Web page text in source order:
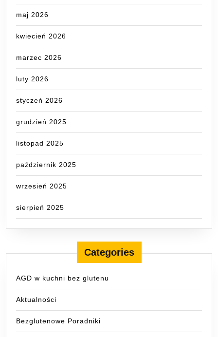
maj 2026
kwiecień 2026
marzec 2026
luty 2026
styczeń 2026
grudzień 2025
listopad 2025
październik 2025
wrzesień 2025
sierpień 2025
Categories
AGD w kuchni bez glutenu
Aktualności
Bezglutenowe Poradniki